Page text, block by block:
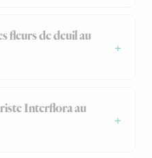
fleurs de deuil au
Interflora au